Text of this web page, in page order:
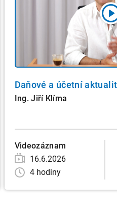
Daňové a účetní
Ing. Jiří Klíma
Videozáznam
16.6.2026
4 hodiny